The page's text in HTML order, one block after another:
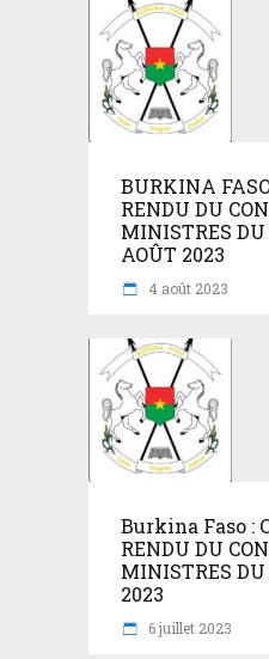
BURKINA
RENDU DU
MINISTRES
AOÛT 2023
4 août 2023
Burkina Faso :
RENDU DU
MINISTRES
2023
6 juillet 2023